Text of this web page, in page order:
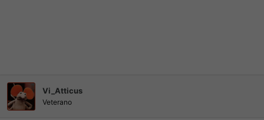
Vi_Atticus
Veterano